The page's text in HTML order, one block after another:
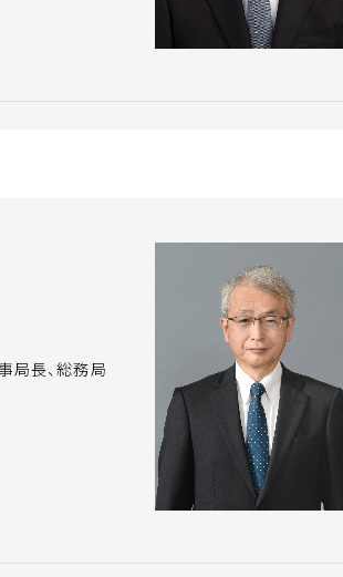
局長、総務局